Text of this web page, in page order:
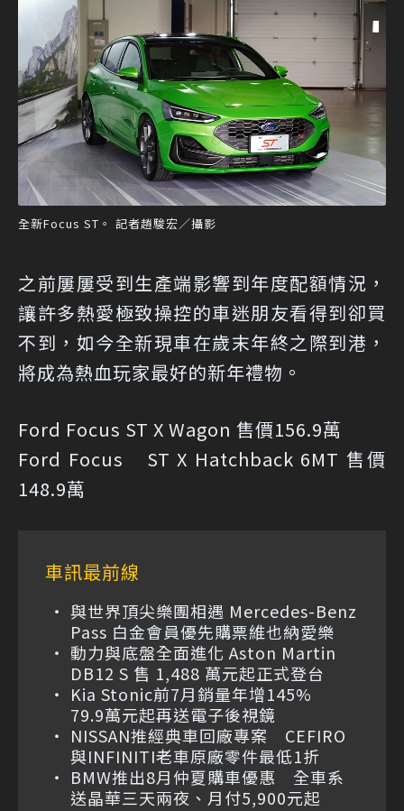
全新Focus ST。 記者趙駿宏／攝影
之前屢屢受到生產端影響到年度配額情況，
讓許多熱愛極致操控的車迷朋友看得到卻買
不到，如今全新現車在歲末年終之際到港，
將成為熱血玩家最好的新年禮物。
Ford Focus ST X Wagon 售價156.9萬
Ford Focus ST X Hatchback 6MT 售價
148.9萬
車訊最前線
與世界頂尖樂團相遇 Mercedes-Benz
Pass 白金會員優先購票維也納愛樂
動力與底盤全面進化 Aston Martin
DB12 S 售 1,488 萬元起正式登台
Kia Stonic前7月銷量年增145%
79.9萬元起再送電子後視鏡
NISSAN推經典車回廠專案 CEFIRO
與INFINITI老車原廠零件最低1折
BMW推出8月仲夏購車優惠 全車系
送晶華三天兩夜、月付5,900元起